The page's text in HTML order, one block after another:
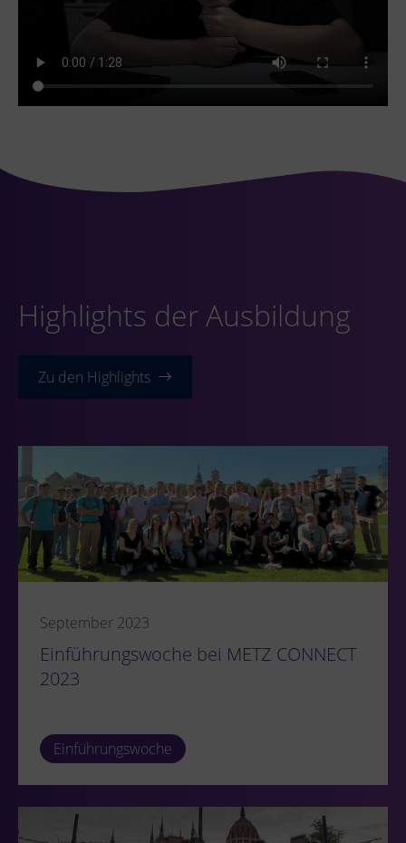
Highlights der Ausbildung
Zu den Highlights
September 2023
Einführungswoche bei METZ CONNECT
2023
Einführungswoche